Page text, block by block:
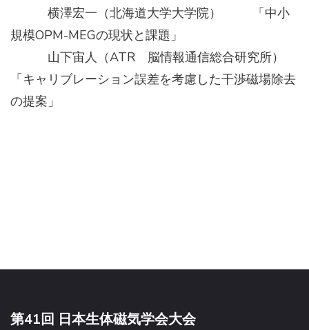
横澤宏一（北海道大学大学院） 「中小
規模OPM-MEGの現状と課題」
山下宙人（ATR 脳情報通信総合研究所）
「キャリブレーション誤差を考慮した干渉磁場除去
の提案」
第41回 日本生体磁気学会大会